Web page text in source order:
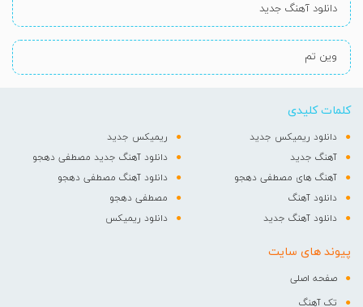
دانلود آهنگ جدید
وین تم
کلمات کلیدی
دانلود ریمیکس جدید
ریمیکس جدید
آهنگ جدید
دانلود آهنگ جدید مصطفی دهجو
آهنگ های مصطفی دهجو
دانلود آهنگ مصطفی دهجو
دانلود آهنگ
مصطفی دهجو
دانلود آهنگ جدید
دانلود ریمیکس
پیوند های سایت
صفحه اصلی
تک آهنگ